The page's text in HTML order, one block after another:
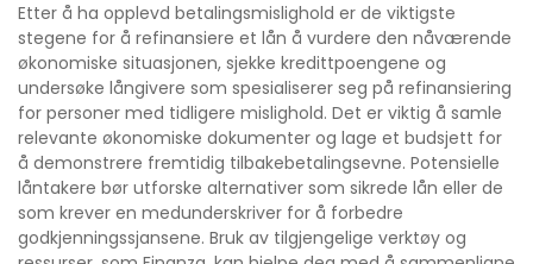
Etter å ha opplevd betalingsmislighold er de viktigste
stegene for å refinansiere et lån å vurdere den nåværende
økonomiske situasjonen, sjekke kredittpoengene og
undersøke långivere som spesialiserer seg på refinansiering
for personer med tidligere mislighold. Det er viktig å samle
relevante økonomiske dokumenter og lage et budsjett for
å demonstrere fremtidig tilbakebetalingsevne. Potensielle
låntakere bør utforske alternativer som sikrede lån eller de
som krever en medunderskriver for å forbedre
godkjenningssjansene. Bruk av tilgjengelige verktøy og